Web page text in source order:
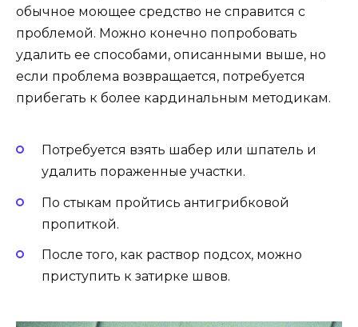
обычное моющее средство не справится с
проблемой. Можно конечно попробовать
удалить ее способами, описанными выше, но
если проблема возвращается, потребуется
прибегать к более кардинальным методикам.
Потребуется взять шабер или шпатель и
удалить пораженные участки.
По стыкам пройтись антигрибковой
пропиткой.
После того, как раствор подсох, можно
приступить к затирке швов.